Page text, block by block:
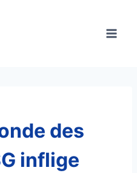
des
inflige